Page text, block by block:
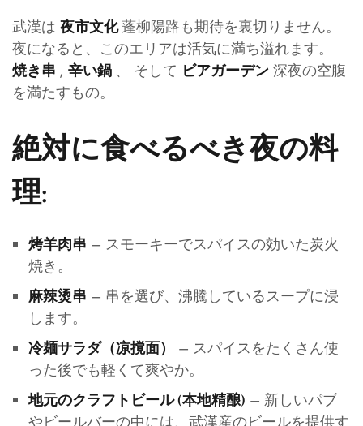
武漢は 夜市文化蓬柳陽路も期待を裏切りません。
夜になると、このエリアは活気に満ち溢れます。
焼き串 , 辛い鍋 、 そして ビアガーデン 深夜の空腹
を満たすもの。
絶対に食べるべき夜の料
理:
烤羊肉串 – スモーキーでスパイスの効いた炭火
焼き。
麻辣烫串 – 串を選び、沸騰しているスープに浸
します。
冷麺サラダ（凉撹面）
– スパイスをたくさん使
った後でも軽くて爽やか。
地元のクラフトビール (本地精酿) – 新しいパブ